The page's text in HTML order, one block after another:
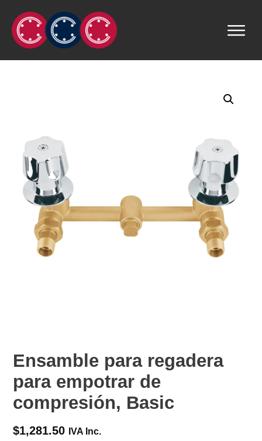
Ensamble para regadera
para empotrar de
compresión, Basic
$1,281.50 IVA Inc.